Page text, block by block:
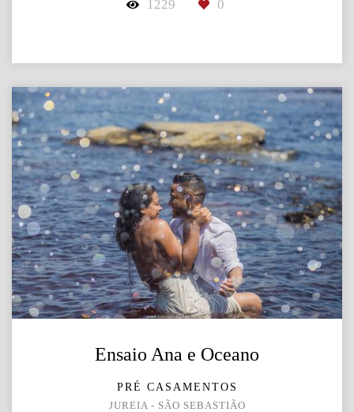
1229 0
Ensaio Ana e Oceano
PRÉ CASAMENTOS
JUREIA - SÃO SEBASTIÃO